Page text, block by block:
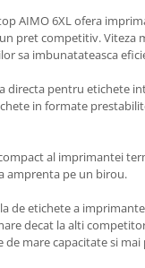
AIMO 6XL ofera
pret competitiv. Viteza
sa imbunatateasca
directa pentru etichete
in formate
al imprimantei
amprenta pe un birou.
de etichete a
decat la alti
de mare capacitate si